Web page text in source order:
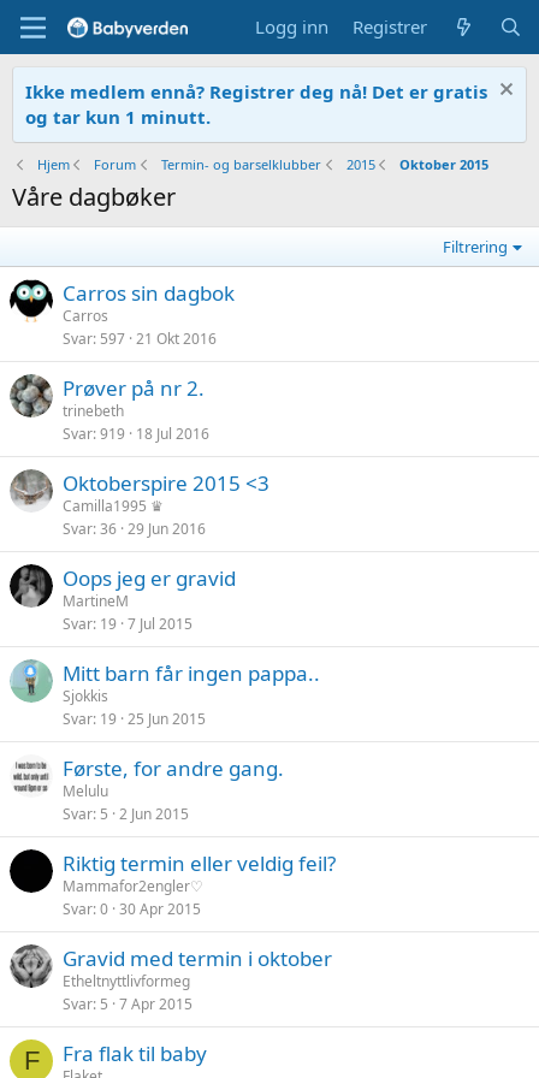
Logg inn Registrer
Ikke medlem ennå? Registrer deg nå! Det er gratis
og tar kun 1 minutt.
Hjem Forum Termin- og barselklubber 2015 Oktober 2015
Våre dagbøker
Filtrering
Carros sin dagbok
Carros
Svar 597 21 Okt 2016
Prøver på nr 2.
trinebeth
Svar 919 18 Jul 2016
Oktoberspire 2015 <3
Camilla1995 ♛
Svar 36 29 Jun 2016
Oops jeg er gravid
MartineM
Svar 19 7 Jul 2015
Mitt barn får ingen pappa..
Sjokkis
Svar 19 25 Jun 2015
Første, for andre gang.
Melulu
Svar 5 2 Jun 2015
Riktig termin eller veldig feil?
Mammafor2engler♡
Svar 0 30 Apr 2015
Gravid med termin i oktober
Etheltnyttlivformeg
Svar 5 7 Apr 2015
F Fra flak til baby